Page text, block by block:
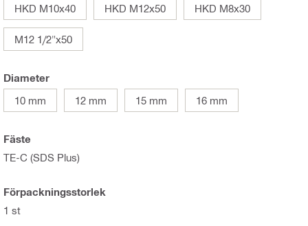
HKD M10x40
HKD M12x50 HKD M8x30
M12 1/2"x50
Diameter
10 mm
12 mm 15 mm 16 mm
Fäste
TE-C (SDS Plus)
Förpackningsstorlek
1 st